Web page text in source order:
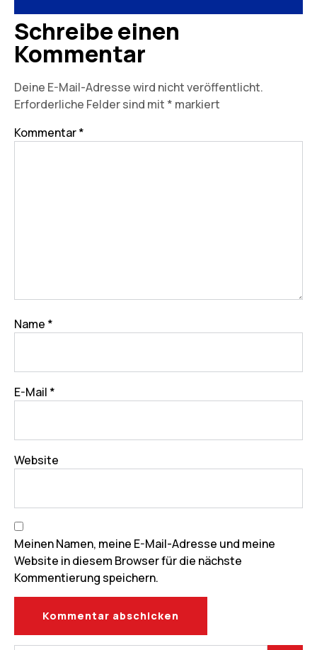
Schreibe einen
Kommentar
Deine E-Mail-Adresse wird nicht veröffentlicht.
Erforderliche Felder sind mit * markiert
Kommentar*
Name *
E-Mail *
Website
Meinen Namen, meine E-Mail-Adresse und meine
Website in diesem Browser für die nächste
Kommentierung speichern.